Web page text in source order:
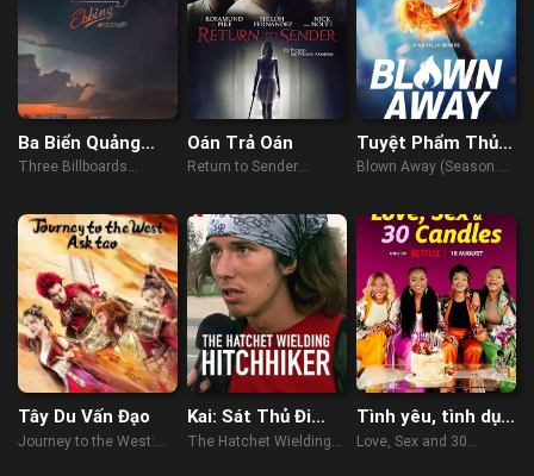
Ba Biển Quảng
Cáo Ngoài Trời ở
Three Billboards
Missouri (2017)
Oán Trả Oán
Return to Sender
Tuyệt Phẩm Thủy
Tinh (Phần 3)
Blown Away (Season 3)
Tây Du Vấn Đạo
Journey to the West:
Kai: Sát Thủ Đi
Nhờ Xe
The Hatchet Wielding
Tình yêu, tình dục
và tuổi 30
Love, Sex and 30